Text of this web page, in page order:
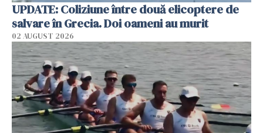
UPDATE: Coliziune între două elicoptere de
salvare în Grecia. Doi oameni au murit
02 AUGUST 2026